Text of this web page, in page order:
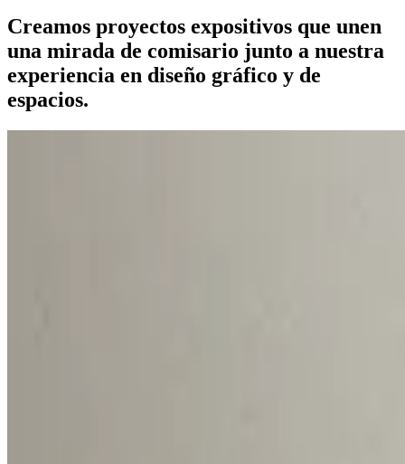
Creamos proyectos expositivos que unen
una mirada de comisario junto a nuestra
experiencia en diseño gráfico y de
espacios.